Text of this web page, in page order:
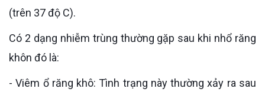
(trên 37 độ C).
Có 2 dạng nhiễm trùng thường gặp sau khi nhổ răng
khôn đó là:
- Viêm ổ răng khô: Tình trạng này thường xảy ra sau